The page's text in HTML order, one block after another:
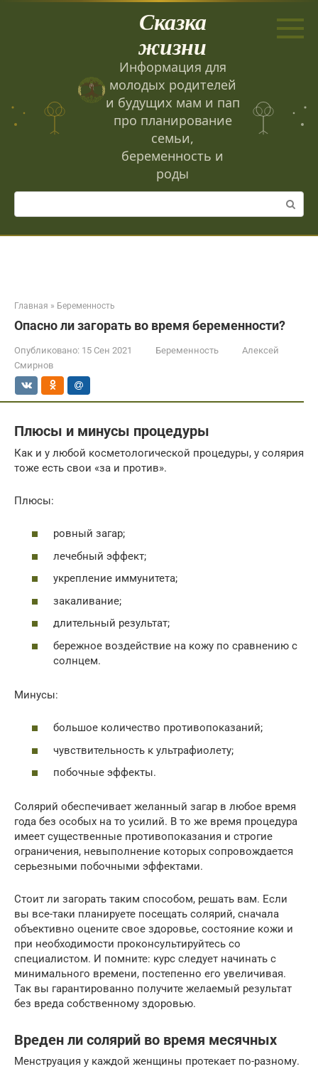
Сказка
жизни
Информация для
молодых родителей
и будущих мам и пап
про планирование
семьи,
беременность и
роды
Поиск:
Главная » Беременность
Опасно ли загорать во время беременности?
Опубликовано: 15 Сен 2021 Беременность
Алексей
Смирнов
Плюсы и минусы процедуры
Как и у любой косметологической процедуры, у солярия
тоже есть свои «за и против».
Плюсы:
ровный загар;
лечебный эффект;
укрепление иммунитета;
закаливание;
длительный результат;
бережное воздействие на кожу по сравнению с
солнцем.
Минусы:
большое количество противопоказаний;
чувствительность к ультрафиолету;
побочные эффекты.
Солярий обеспечивает желанный загар в любое время
года без особых на то усилий. В то же время процедура
имеет существенные противопоказания и строгие
ограничения, невыполнение которых сопровождается
серьезными побочными эффектами.
Стоит ли загорать таким способом, решать вам. Если
вы все-таки планируете посещать солярий, сначала
объективно оцените свое здоровье, состояние кожи и
при необходимости проконсультируйтесь со
специалистом. И помните: курс следует начинать с
минимального времени, постепенно его увеличивая.
Так вы гарантированно получите желаемый результат
без вреда собственному здоровью.
Вреден ли солярий во время месячных
Менструация у каждой женщины протекает по-разному.